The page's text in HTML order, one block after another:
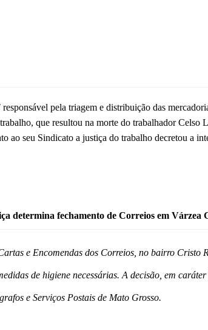
pela triagem e distribuição das
que resultou na morte do trabalhador Celso
ao seu Sindicato a justiça do trabalho decretou a
determina fechamento de Correios em Várzea
e Encomendas dos Correios, no bairro
de higiene necessárias. A decisão, em
e Serviços Postais de Mato Grosso.